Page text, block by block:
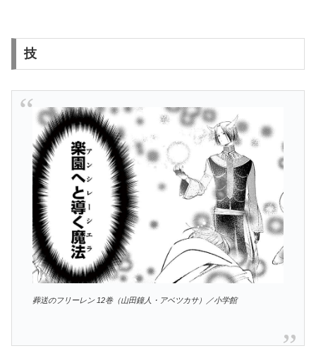
技
葬送のフリーレン 12巻（山田鐘人・アベツカサ）／小学館